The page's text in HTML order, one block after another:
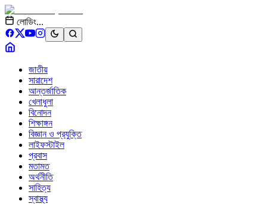
লোডিং...
জাতীয়
সারাদেশ
আন্তর্জাতিক
খেলাধুলা
বিনোদন
শিক্ষাঙ্গন
বিজ্ঞান ও প্রযুক্তি
লাইফস্টাইল
প্রবাস
মতামত
অর্থনীতি
সাহিত্য
স্বাস্থ্য